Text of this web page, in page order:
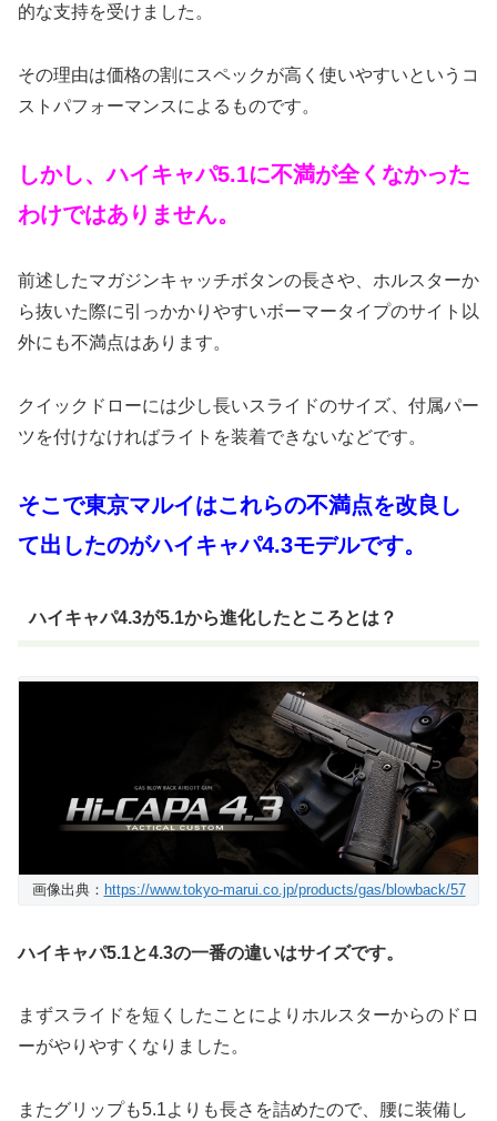
的な支持を受けました。
その理由は価格の割にスペックが高く使いやすいというコ
ストパフォーマンスによるものです。
しかし、ハイキャパ5.1に不満が全くなかった
わけではありません。
前述したマガジンキャッチボタンの長さや、ホルスターか
ら抜いた際に引っかかりやすいボーマータイプのサイト以
外にも不満点はあります。
クイックドローには少し長いスライドのサイズ、付属パー
ツを付けなければライトを装着できないなどです。
そこで東京マルイはこれらの不満点を改良し
て出したのがハイキャパ4.3モデルです。
ハイキャパ4.3が5.1から進化したところとは？
画像出典： https://www.tokyo-marui.co.jp/products/gas/blowback/57
ハイキャパ5.1と4.3の一番の違いはサイズです。
まずスライドを短くしたことによりホルスターからのドロ
ーがやりやすくなりました。
またグリップも5.1よりも長さを詰めたので、腰に装備し